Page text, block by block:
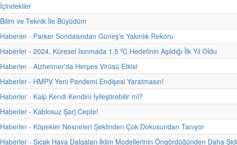
İçindekiler
Bilim ve Teknik İle Büyüdüm
Haberler - Parker Sondasından Güneş'e Yakınlık Rekoru
Haberler - 2024, Küresel Isınmada 1,5 ºC Hedefinin Aşıldığı İlk Yıl Oldu
Haberler - Alzheimer'da Herpes Virüsü Etkisi
Haberler - HMPV Yeni Pandemi Endişesi Yaratmasın!
Haberler - Kalp Kendi Kendini İyileştirebilir mi?
Haberler - Kablosuz Şarj Cepte!
Haberler - Köpekler Nesneleri Şeklinden Çok Dokusundan Tanıyor
Haberler - Sıcak Hava Dalgaları İklim Modellerinin Öngördüğünden Daha